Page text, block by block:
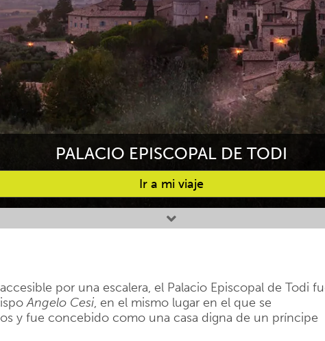
PALACIO EPISCOPAL DE TODI
Ir a mi viaje
por una escalera, el Palacio Episcopal de Todi
Angelo Cesi, en el mismo lugar en el que se
y fue concebido como una casa digna de un príncipe